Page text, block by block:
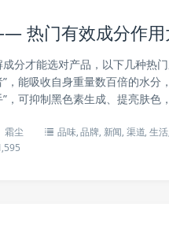
热门有效成分作用
成分才能选对产品，以下几种热
”，能吸收自身重量数百倍的水分
”，可抑制黑色素生成、提亮肤
霜尘 品味,品牌, 新闻, 渠道,生活